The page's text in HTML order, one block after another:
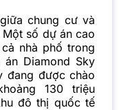
chung cư và
số dự án cao
nhà phố trong
Diamond Sky
đang được chào
130 triệu
đô thị quốc tế